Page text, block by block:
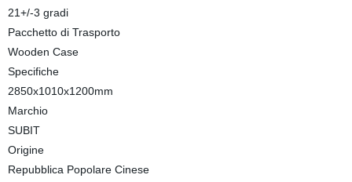
21+/-3 gradi
Pacchetto di Trasporto
Wooden Case
Specifiche
2850x1010x1200mm
Marchio
SUBIT
Origine
Repubblica Popolare Cinese